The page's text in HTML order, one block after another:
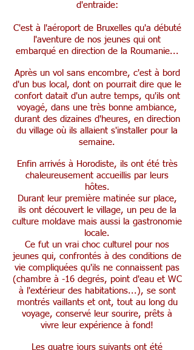
d'entraide:
C'est à l'aéroport de Bruxelles qu'a débuté
l'aventure de nos jeunes qui ont
embarqué en direction de la Roumanie...
Après un vol sans encombre, c'est à bord
d'un bus local, dont on pourrait dire que le
confort datait d'un autre temps, qu'ils ont
voyagé, dans une très bonne ambiance,
durant des dizaines d'heures, en direction
du village où ils allaient s'installer pour la
semaine.
Enfin arrivés à Horodiste, ils ont été très
chaleureusement accueillis par leurs
hôtes.
Durant leur première matinée sur place,
ils ont découvert le village, un peu de la
culture moldave mais aussi la gastronomie
locale.
Ce fut un vrai choc culturel pour nos
jeunes qui, confrontés à des conditions de
vie compliquées qu'ils ne connaissent pas
(chambre à -16 degrés, point d'eau et WC
à l'extérieur des habitations...), se sont
montrés vaillants et ont, tout au long du
voyage, conservé leur sourire, prêts à
vivre leur expérience à fond!
Les quatre jours suivants ont été